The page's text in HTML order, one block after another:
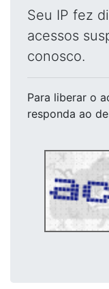
Seu IP fez
acessos
conosco.
Para liberar o
responda ao